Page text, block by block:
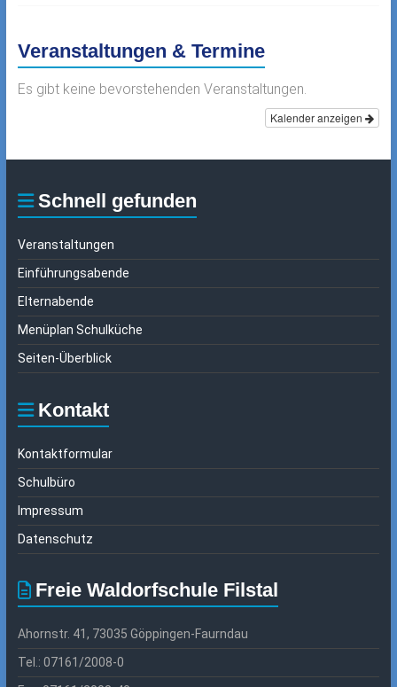
Veranstaltungen & Termine
Es gibt keine bevorstehenden Veranstaltungen.
Kalender anzeigen
Schnell gefunden
Veranstaltungen
Einführungsabende
Elternabende
Menüplan Schulküche
Seiten-Überblick
Kontakt
Kontaktformular
Schulbüro
Impressum
Datenschutz
Freie Waldorfschule Filstal
Ahornstr. 41, 73035 Göppingen-Faurndau
Tel.: 07161/2008-0